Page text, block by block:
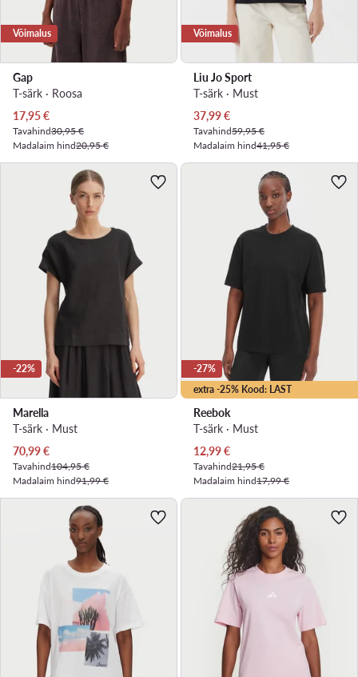
Võimalus
Gap
T-särk · Roosa
Praegune hind
17,95€
Tavahind30,95 €
Madalaim hind20,95 €
Võimalus
Liu Jo Sport
T-särk · Must
Praegune hind
37,99€
Tavahind59,95 €
Madalaim hind41,95 €
-22%
Marella
T-särk · Must
Praegune hind
70,99€
Tavahind104,95 €
Madalaim hind91,99 €
extra -25% Kood: LAST
-27%
Reebok
T-särk · Must
Praegune hind
12,99€
Tavahind21,95 €
Madalaim hind17,99 €